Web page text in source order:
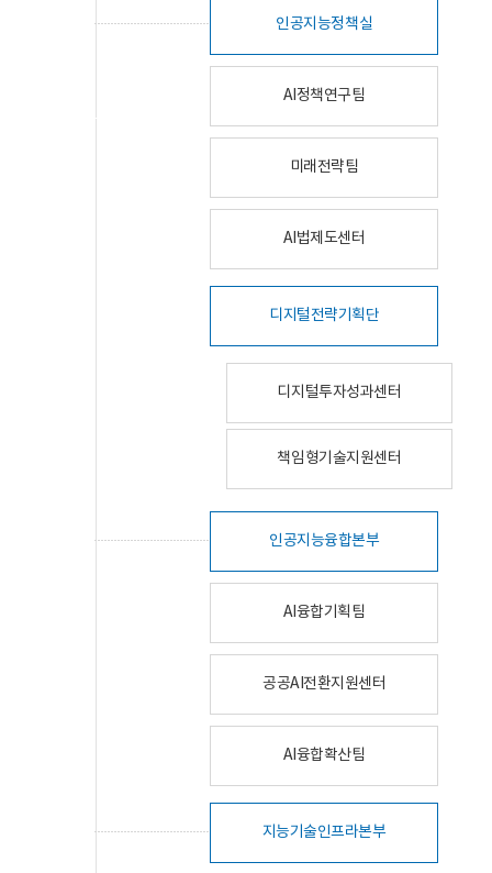
인공지능정책실
AI정책연구팀
미래전략팀
AI법제도센터
디지털전략기획단
디지털투자성과센터
책임형기술지원센터
인공지능융합본부
AI융합기획팀
공공AI전환지원센터
AI융합확산팀
지능기술인프라본부